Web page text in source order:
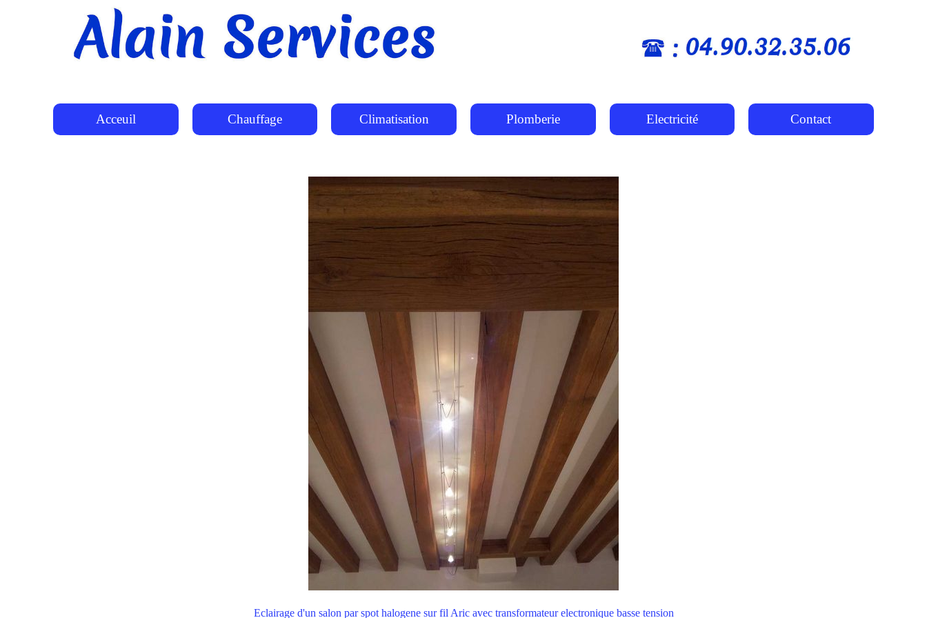
Acceuil Chauffage Climatisation Plomberie Electricité Contact
Eclairage d'un salon par spot halogene sur fil Aric avec transformateur electronique basse tension